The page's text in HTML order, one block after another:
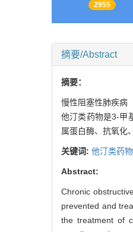
2955
摘要/Abstract
摘要：
慢性阻塞性肺疾病
他汀类药物是3-甲
属蛋白酶、抗氧化
关键词: 他汀类药
Abstract:
Chronic
prevented and
the treatment of